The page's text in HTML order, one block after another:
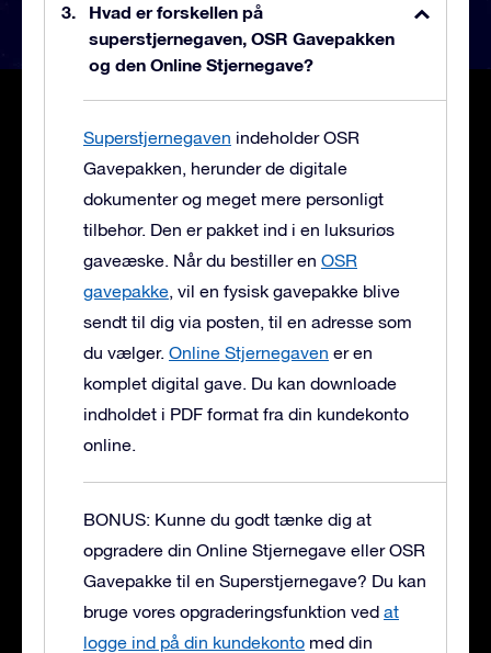
Hvad er forskellen på
superstjernegaven, OSR Gavepakken
og den Online Stjernegave?
Superstjernegaven indeholder OSR
Gavepakken, herunder de digitale
dokumenter og meget mere personligt
tilbehør. Den er pakket ind i en luksuriøs
gaveæske. Når du bestiller en OSR
gavepakke, vil en fysisk gavepakke blive
sendt til dig via posten, til en adresse som
du vælger. Online Stjernegaven er en
komplet digital gave. Du kan downloade
indholdet i PDF format fra din kundekonto
online.
BONUS: Kunne du godt tænke dig at
opgradere din Online Stjernegave eller OSR
Gavepakke til en Superstjernegave? Du kan
bruge vores opgraderingsfunktion ved at
logge ind på din kundekonto med din